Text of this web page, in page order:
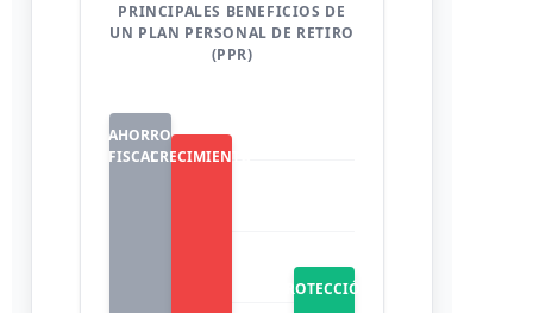
PRINCIPALES BENEFICIOS DE
UN PLAN PERSONAL DE RETIRO
(PPR)
AHORRO
FISCALCRECIMIENTO
PROTECCIÓN